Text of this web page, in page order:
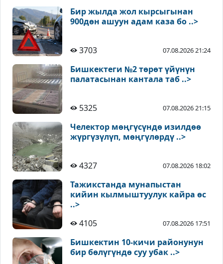
Бир жылда жол кырсыгынан
900дөн ашуун адам каза бо ..>
3703 07.08.2026 21:24
Бишкектеги №2 төрөт үйүнүн
палатасынан кантала таб ..>
5325 07.08.2026 21:15
Челектор мөңгүсүндө изилдөө
жүргүзүлүп, мөңгүлөрдү ..>
4327 07.08.2026 18:02
Тажикстанда мунапыстан
кийин кылмыштуулук кайра өс
..>
4105
07.08.2026 17:51
Бишкектин 10-кичи районунун
бир бөлүгүндө суу убак ..>